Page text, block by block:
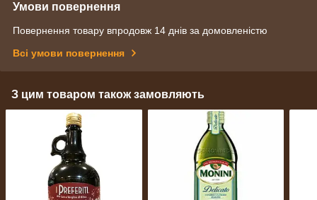
Умови повернення
Повернення товару впродовж 14 днів за домовленістю
Всі умови повернення
З цим товаром також замовляють